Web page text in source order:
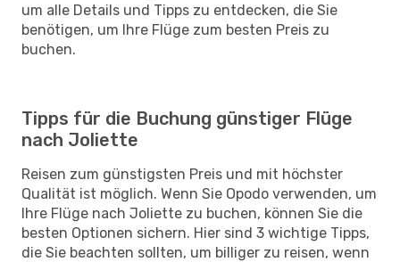
um alle Details und Tipps zu entdecken, die Sie
benötigen, um Ihre Flüge zum besten Preis zu
buchen.
Tipps für die Buchung günstiger Flüge
nach Joliette
Reisen zum günstigsten Preis und mit höchster
Qualität ist möglich. Wenn Sie Opodo verwenden, um
Ihre Flüge nach Joliette zu buchen, können Sie die
besten Optionen sichern. Hier sind 3 wichtige Tipps,
die Sie beachten sollten, um billiger zu reisen, wenn